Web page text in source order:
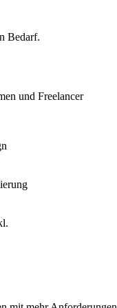
Bedarf.
und Freelancer